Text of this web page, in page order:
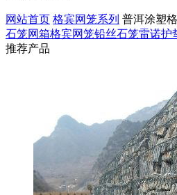
网站首页 格宾网笼系列 普洱涂塑
石笼网箱格宾网笼铅丝石笼雷诺护
推荐产品